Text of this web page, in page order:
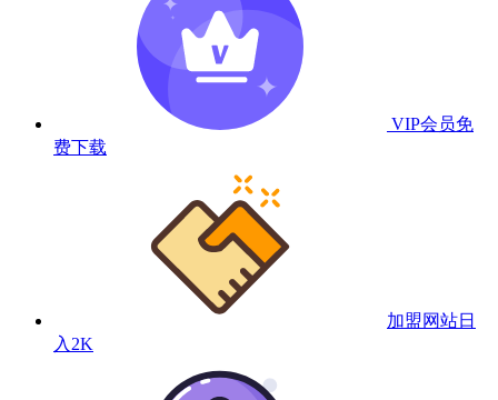
VIP会员免
费下载
加盟网站日
入2K